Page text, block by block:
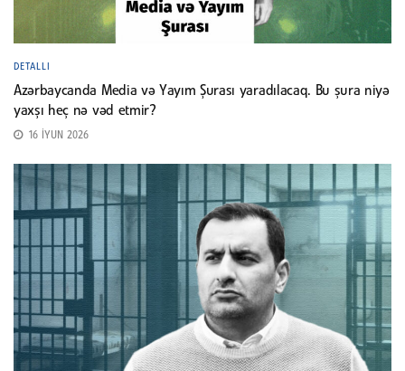
DETALLI
Azərbaycanda Media və Yayım Şurası yaradılacaq. Bu şura niyə
yaxşı heç nə vəd etmir?
16 İYUN 2026